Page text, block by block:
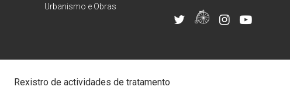
Urbanismo e Obras
Rexistro de actividades de tratamento